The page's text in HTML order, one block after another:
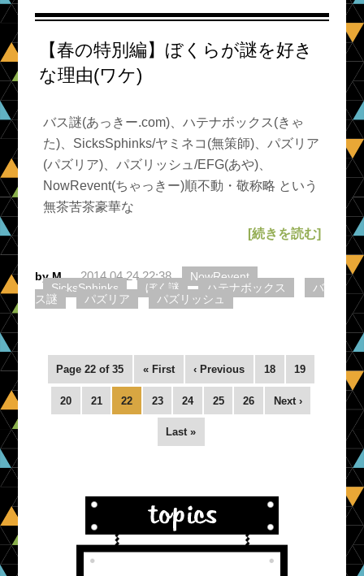
【春の特別編】ぼくらが謎を好き
な理由(ワケ)
バス謎(あっきー.com)、ハテナボックス(きゃ
た)、SicksSphinks/ヤミネコ(無策師)、パズリア
(パズリア)、パズリッシュ/EFG(あや)、
NowRevent(ちゃっきー)順不動・敬称略 という
無茶苦茶豪華な
[続きを読む]
by M 2014.04.24 22:38
NowRevent
SicksSphinks
ぼく謎 ハテナボックス
バ
ス謎
パズリア パズリッシュ
Page 22 of 35 « First ‹ Previous 18 19
20 21 22 23 24 25 26 Next ›
Last »